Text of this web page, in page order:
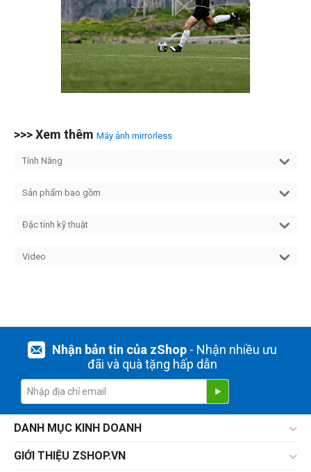
>>> Xem thêm Máy ảnh mirrorless
Tính Năng
Sản phẩm bao gồm
Đặc tính kỹ thuật
Video
Nhận bản tin của zShop- Nhận nhiều ưu
đãi và quà tặng hấp dẫn
DANH MỤC KINH DOANH
GIỚI THIỆU ZSHOP.VN